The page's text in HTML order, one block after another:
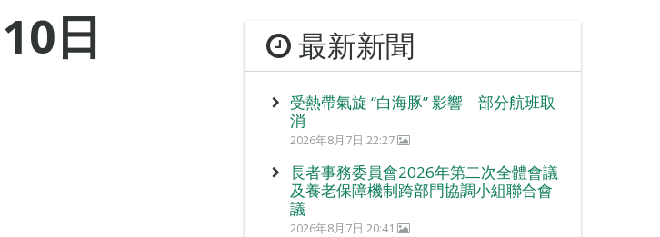
日
最新新聞
受熱帶氣旋 “白海豚” 影響 部分航班取
消
2026年8月7日 22:27
長者事務委員會2026年第二次全體會議
及養老保障機制跨部門協調小組聯合會
議
2026年8月7日 20:41